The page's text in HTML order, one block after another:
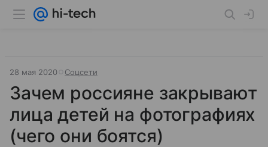
28 мая 2020 Соцсети
Зачем россияне закрывают
лица детей на фотографиях
(чего они боятся)